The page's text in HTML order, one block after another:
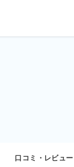
口コミ・レビュー